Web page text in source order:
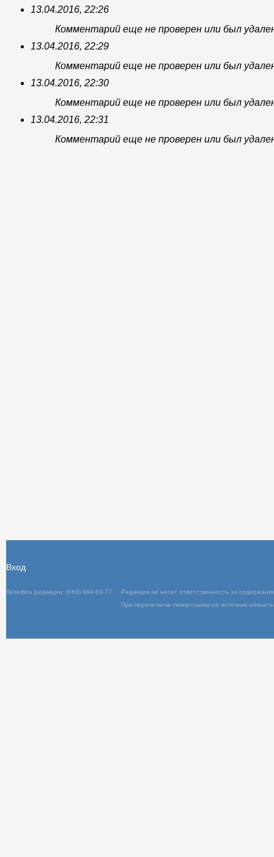
13.04.2016, 22:26
Комментарий еще не проверен или был
13.04.2016, 22:29
Комментарий еще не проверен или был
13.04.2016, 22:30
Комментарий еще не проверен или был
13.04.2016, 22:31
Комментарий еще не проверен или был
Телефон редакции: (063) 994-63-77
При